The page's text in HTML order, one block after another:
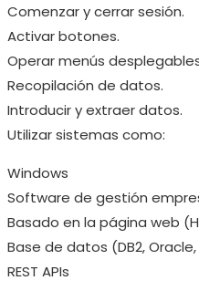
Comenzar y cerrar sesión.
Activar botones.
Operar menús
Recopilación de datos.
Introducir y extraer datos.
Utilizar sistemas como:
Windows
Software de gestión
Basado en la página web
Base de datos (DB2, Oracle,
REST APIs